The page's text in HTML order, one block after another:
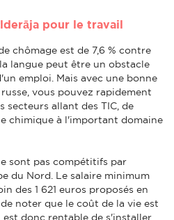
pour le travail
chômage est de 7,6 % contre
langue peut être un obstacle
emploi. Mais avec une bonne
vous pouvez rapidement
secteurs allant des TIC, de
chimique à l'important domaine
sont pas compétitifs par
du Nord. Le salaire minimum
des 1 621 euros proposés en
noter que le coût de la vie est
est donc rentable de s'installer